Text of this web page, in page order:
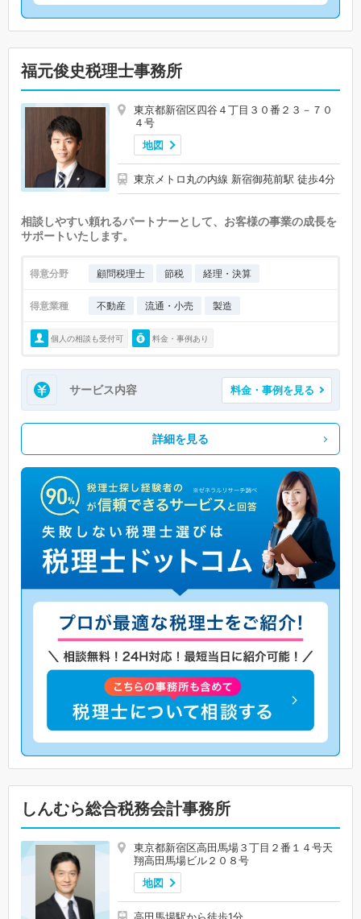
福元俊史税理士事務所
東京都新宿区四谷４丁目３０番２３－７０
４号
地図
東京メトロ丸の内線 新宿御苑前駅 徒歩4分
相談しやすい頼れるパートナーとして、お客様の事業の成長を
サポートいたします。
得意分野 顧問税理士 節税 経理・決算
得意業種 不動産 流通・小売 製造
個人の相談も受付可 料金・事例あり
サービス内容 料金・事例を見る
詳細を見る
しんむら総合税務会計事務所
東京都新宿区高田馬場３丁目２番１４号天
翔高田馬場ビル２０８号
地図
高田馬場駅から徒歩1分